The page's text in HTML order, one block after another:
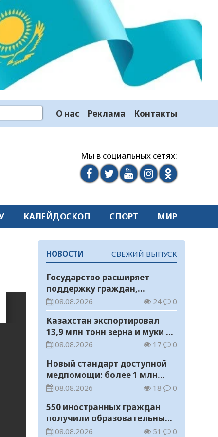
О нас Реклама Контакты
Мы в социальных сетях:
КАЛЕЙДОСКОП СПОРТ МИР
НОВОСТИ СВЕЖИЙ ВЫПУСК
Государство расширяет
поддержку граждан,
переезжающих в новые
регионы для работы
08.08.2026 24 0
Казахстан экспортировал
13,9 млн тонн зерна и муки в
зерновом эквиваленте
08.08.2026 17 0
Новый стандарт доступной
медпомощи: более 1 млн
казахстанцев получили
телемедицинские услуги
08.08.2026 18 0
550 иностранных граждан
получили образовательные
гранты для обучения в
08.08.2026 51 0